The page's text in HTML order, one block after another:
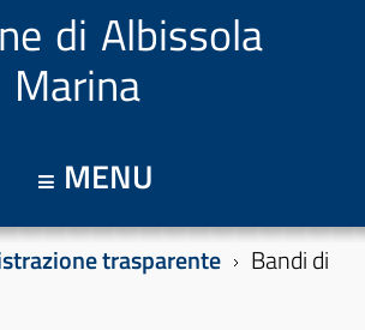
di Albissola
Marina
MENU
trasparente
Bandi di